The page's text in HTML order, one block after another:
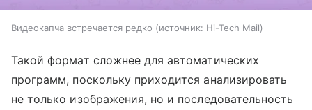
Видеокапча встречается редко источник: Hi-Tech Mail
Такой формат сложнее для автоматических
программ, поскольку приходится анализировать
не только изображения, но и последовательность